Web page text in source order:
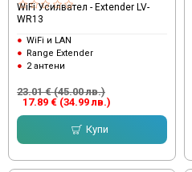
WiFi Усилвател - Extender LV-
WR13
WiFi и LAN
Range Extender
2 антени
17.89 € (34.99 лв.)
23.01 € (45.00 лв.)
Купи